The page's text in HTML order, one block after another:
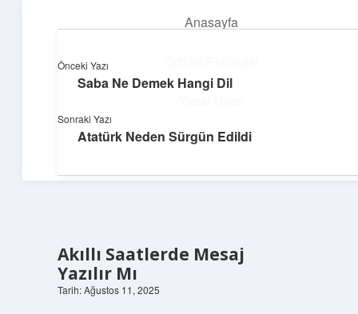
Anasayfa
Hakkımızda
Parlak Fikir Dünyası
Işıltılı önerilerle hayatını canlandır!
Akıllı Saatlerde Mesaj
Yazılır Mı
Tarih: Ağustos 11, 2025
Önceki Yazı
Saba Ne Demek Hangi Dil
Sonraki Yazı
Atatürk Neden Sürgün Edildi